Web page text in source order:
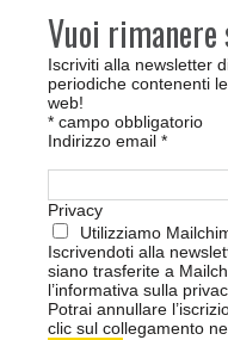
Vuoi
Iscriviti alla newsletter
periodiche contenenti
web!
* campo obbligatorio
Indirizzo email *
Privacy
Utilizziamo
Iscrivendoti alla
siano trasferite a
l’informativa sulla
Potrai annullare
clic sul collegamento